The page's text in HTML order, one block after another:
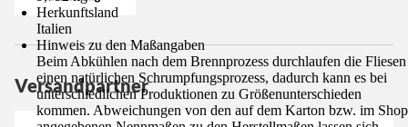
Herkunftsland
Italien
Hinweis zu den Maßangaben
Beim Abkühlen nach dem Brennprozess durchlaufen die Fliesen
einen natürlichen Schrumpfungsprozess, dadurch kann es bei
unterschiedlichen Produktionen zu Größenunterschieden
kommen. Abweichungen von den auf dem Karton bzw. im Shop
Versandpartner